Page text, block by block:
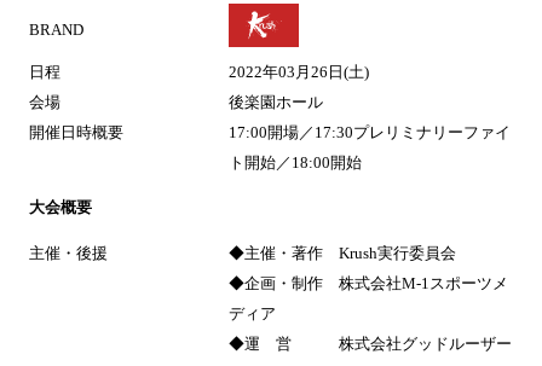
BRAND
日程
2022年03月26日(土)
会場
後楽園ホール
開催日時概要
17:00開場／17:30プレリミナリーファイ
ト開始／18:00開始
大会概要
主催・後援
◆主催・著作 Krush実行委員会
◆企画・制作 株式会社M-1スポーツメ
ディア
◆運 営 株式会社グッドルーザー